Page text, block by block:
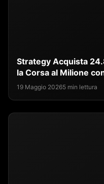
Strategy Acquista
la Corsa al Milione
19 Maggio 20265 min lettura